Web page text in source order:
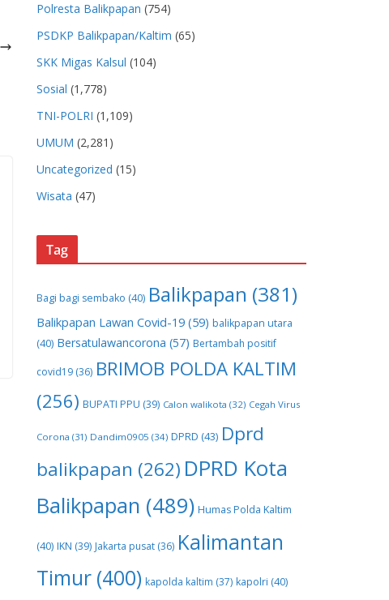
Polresta Balikpapan (754)
PSDKP Balikpapan/Kaltim (65)
SKK Migas Kalsul (104)
Sosial (1,778)
TNI-POLRI (1,109)
UMUM (2,281)
Uncategorized (15)
Wisata (47)
Tag
Bagi bagi sembako (40) Balikpapan (381)
Balikpapan Lawan Covid-19 (59) balikpapan utara
(40) Bersatulawancorona (57) Bertambah positif
covid19 (36) BRIMOB POLDA KALTIM
(256) BUPATI PPU (39) Calon walikota (32) Cegah Virus
Corona (31) Dandim0905 (34) DPRD (43) Dprd
balikpapan (262) DPRD Kota
Balikpapan (489) Humas Polda Kaltim
(40) IKN (39) Jakarta pusat (36) Kalimantan
Timur (400) kapolda kaltim (37) kapolri (40)